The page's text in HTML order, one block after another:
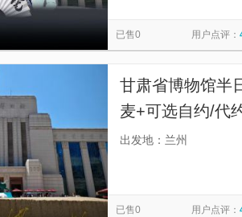
已售0 用户点评：
甘肃省博物馆半
麦+可选自约/代
可选】
出发地：兰州
已售0 用户点评：